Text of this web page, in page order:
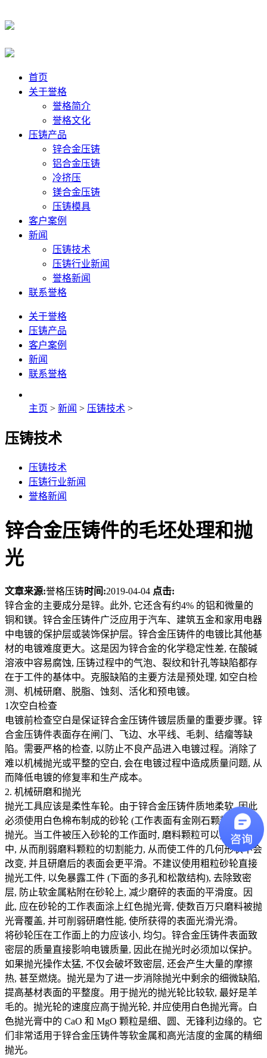
首页
关于誉格
誉格简介
誉格文化
压铸产品
锌合金压铸
铝合金压铸
冷挤压
镁合金压铸
压铸模具
客户案例
新闻
压铸技术
压铸行业新闻
誉格新闻
联系誉格
关于誉格
压铸产品
客户案例
新闻
联系誉格
主页 > 新闻 > 压铸技术 >
压铸技术
压铸技术
压铸行业新闻
誉格新闻
锌合金压铸件的毛坯处理和抛
光
文章来源:誉格压铸时间:2019-04-04 点击:
锌合金的主要成分是锌。此外, 它还含有约4% 的铝和微量的
铜和镁。锌合金压铸件广泛应用于汽车、建筑五金和家用电器
中电镀的保护层或装饰保护层。锌合金压铸件的电镀比其他基
材的电镀难度更大。这是因为锌合金的化学稳定性差, 在酸碱
溶液中容易腐蚀, 压铸过程中的气泡、裂纹和针孔等缺陷都存
在于工件的基体中。克服缺陷的主要方法是预处理, 如空白检
测、机械研磨、脱脂、蚀刻、活化和预电镀。
1次空白检查
电镀前检查空白是保证锌合金压铸件镀层质量的重要步骤。锌
合金压铸件表面存在闸门、飞边、水平线、毛刺、结瘤等缺
陷。需要严格的检查, 以防止不良产品进入电镀过程。消除了
难以机械抛光或平整的空白, 会在电镀过程中造成质量问题, 从
而降低电镀的修复率和生产成本。
2. 机械研磨和抛光
抛光工具应该是柔性车轮。由于锌合金压铸件质地柔软, 因此
必须使用白色棉布制成的砂轮 (工作表面有金刚石颗粒) 进行
抛光。当工件被压入砂轮的工作面时, 磨料颗粒可以插入砂轮
中, 从而削弱磨料颗粒的切割能力, 从而使工件的几何形状不会
改变, 并且研磨后的表面会更平滑。不建议使用粗粒砂轮直接
抛光工件, 以免暴露工件 (下面的多孔和松散结构), 去除致密
层, 防止软金属粘附在砂轮上, 减少磨碎的表面的平滑度。因
此, 应在砂轮的工作表面涂上红色抛光膏, 使数百万只磨料被抛
光膏覆盖, 并可削弱研磨性能, 使所获得的表面光滑光滑。
将砂轮压在工作面上的力应该小, 均匀。锌合金压铸件表面致
密层的质量直接影响电镀质量, 因此在抛光时必须加以保护。
如果抛光操作太猛, 不仅会破坏致密层, 还会产生大量的摩擦
热, 甚至燃烧。抛光是为了进一步消除抛光中剩余的细微缺陷,
提高基材表面的平整度。用于抛光的抛光轮比较软, 最好是羊
毛的。抛光轮的速度应高于抛光轮, 并应使用白色抛光膏。白
色抛光膏中的 CaO 和 MgO 颗粒是细、圆、无锋利边缘的。它
们非常适用于锌合金压铸件等软金属和高光洁度的金属的精细
抛光。